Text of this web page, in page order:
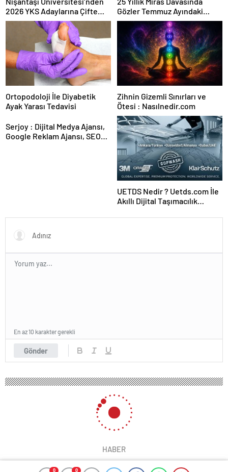
0 0
2026 YKS Adaylarına Çifte
Güvence: Sabit Ücret ve
Kesintisiz Burs
Gözler Temmuz Ayındaki
Karar Duruşmasına Çevrildi
Ortopodoloji İle Diyabetik
Ayak Yarası Tedavisi
Zihnin Gizemli Sınırları ve
Ötesi : Nasılnedir.com
Serjoy : Dijital Medya Ajansı,
Google Reklam Ajansı, SEO
UETDS Nedir ? Uetds.com İle
Akıllı Dijital Taşımacılık
Gönder
En az 10 karakter gerekli
HABER